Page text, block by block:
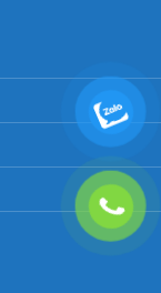
chịu do để